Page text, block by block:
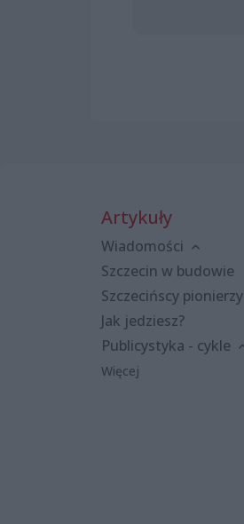
Artykuły
Wiadomości
Szczecin w budowie
Szczecińscy pionierzy
Jak jedziesz?
Publicystyka - cykle
Więcej